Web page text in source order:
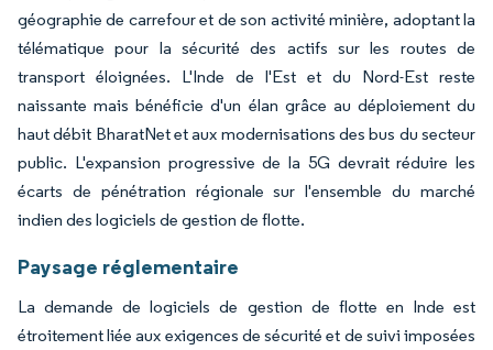
géographie de carrefour et de son activité minière, adoptant la
télématique pour la sécurité des actifs sur les routes de
transport éloignées. L'Inde de l'Est et du Nord-Est reste
naissante mais bénéficie d'un élan grâce au déploiement du
haut débit BharatNet et aux modernisations des bus du secteur
public. L'expansion progressive de la 5G devrait réduire les
écarts de pénétration régionale sur l'ensemble du marché
indien des logiciels de gestion de flotte.
Paysage réglementaire
La demande de logiciels de gestion de flotte en Inde est
étroitement liée aux exigences de sécurité et de suivi imposées